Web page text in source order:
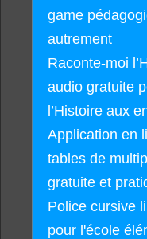
game
autrement
Raconte-moi
audio gratuite
l’Histoire aux
Application en
tables de
gratuite et
Police cursive
pour l'école